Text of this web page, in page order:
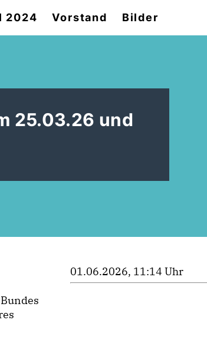
2024 Vorstand Bilder
25.03.26 und
01.06.2026, 11:14 Uhr